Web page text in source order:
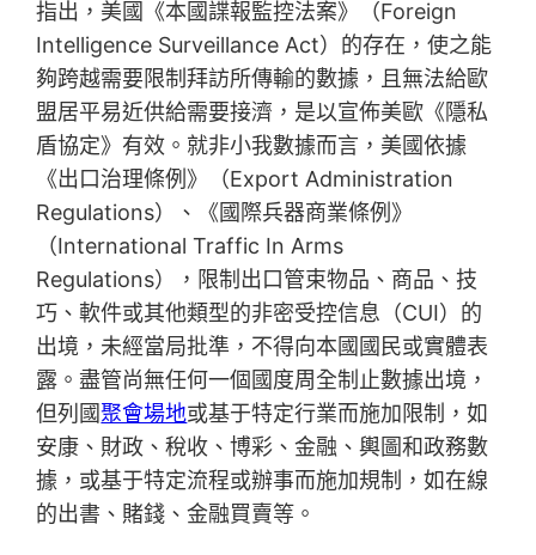
指出，美國《本國諜報監控法案》（Foreign
Intelligence Surveillance Act）的存在，使之能
夠跨越需要限制拜訪所傳輸的數據，且無法給歐
盟居平易近供給需要接濟，是以宣佈美歐《隱私
盾協定》有效。就非小我數據而言，美國依據
《出口治理條例》（Export Administration
Regulations）、《國際兵器商業條例》
（International Traffic In Arms
Regulations），限制出口管束物品、商品、技
巧、軟件或其他類型的非密受控信息（CUI）的
出境，未經當局批準，不得向本國國民或實體表
露。盡管尚無任何一個國度周全制止數據出境，
但列國聚會場地或基于特定行業而施加限制，如
安康、財政、稅收、博彩、金融、輿圖和政務數
據，或基于特定流程或辦事而施加規制，如在線
的出書、賭錢、金融買賣等。